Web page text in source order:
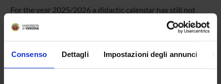
Consenso Dettagli Impostazioni degli annunci
For the year 2025/2026 a didactic calendar has still not
Overview